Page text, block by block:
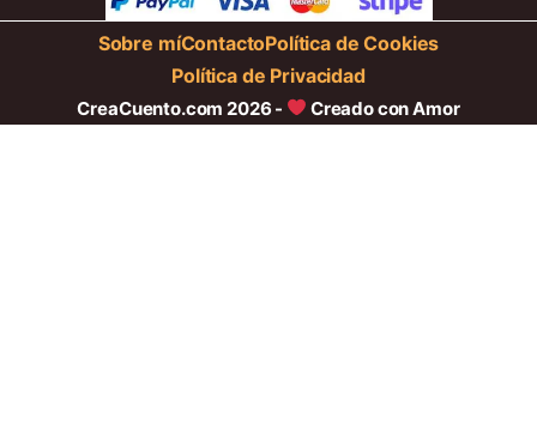
Sobre míContactoPolítica de Cookies
Política de Privacidad
CreaCuento.com 2026 - Creado con Amor